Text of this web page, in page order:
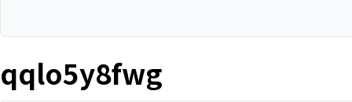
qqlo5y8fwg